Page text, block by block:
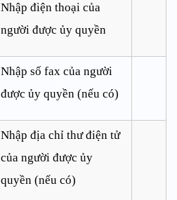
Nhập điện thoại của
người được ủy quyền
Nhập số fax của người
được ủy quyền (nếu có)
Nhập địa chỉ thư điện tử
của người được ủy
quyền (nếu có)